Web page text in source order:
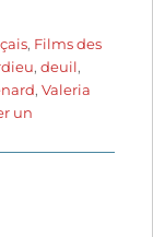
, Films des
,deuil,
,Valeria
un